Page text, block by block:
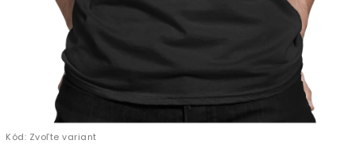
Kód: Zvoľte variant